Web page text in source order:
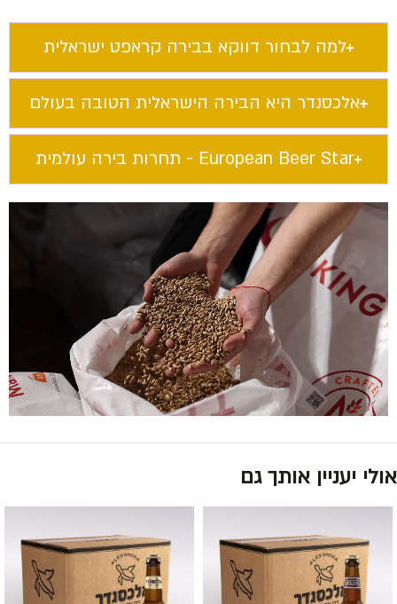
למה לבחור דווקא בבירה קראפט ישראלית​
אלכסנדר היא הבירה הישראלית הטובה בעולם​
European Beer Star​ - תחרות בירה עולמית
אולי יעניין אותך גם